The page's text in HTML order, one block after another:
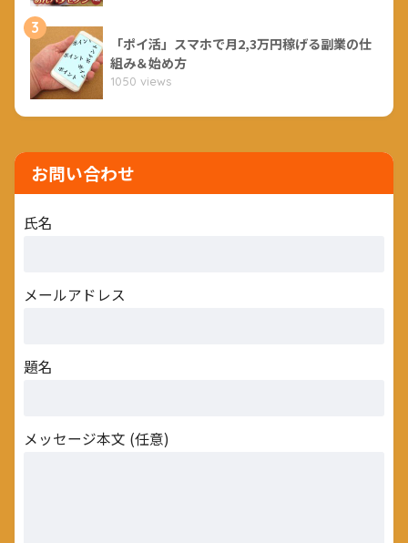
3
「ポイ活」スマホで月2,3万円稼げる副業の仕
組み＆始め方
1050 views
お問い合わせ
氏名
メールアドレス
題名
メッセージ本文 (任意)